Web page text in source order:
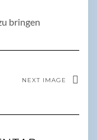
bringen
NEXT IMAGE